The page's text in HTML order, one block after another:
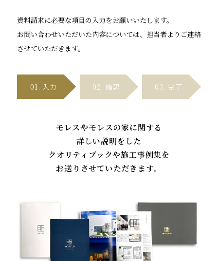
資料請求に必要な項目の入力をお願いいたします。
お問い合わせいただいた内容については、担当者よりご連絡
させていただきます。
01. 入 力 02. 確認 03. 完 了
モレスやモレスの家に関する
詳しい説明をした
クオリティブックや施工事例集を
お送りさせていただきます。